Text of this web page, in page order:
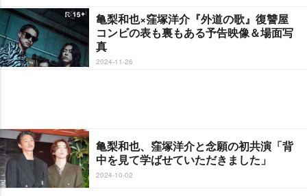
亀梨和也×窪塚洋介『外道の歌』復讐屋
コンビの表も裏もある予告映像＆場面写
真
2024-11-26
亀梨和也、窪塚洋介と念願の初共演「背
中を見て学ばせていただきました」
2024-10-02